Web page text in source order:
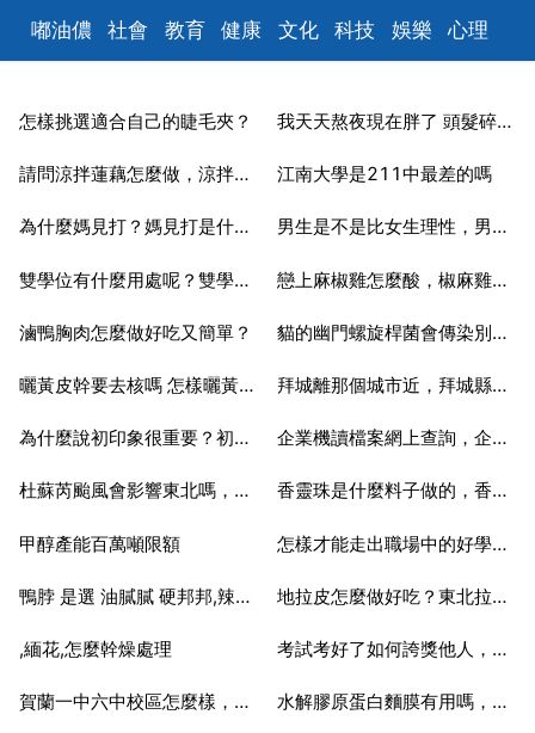
嘟油儂 社會 教育 健康 文化 科技 娛樂 心理
怎樣挑選適合自己的睫毛夾？
2025-06-17
我天天熬夜現在胖了 頭髮碎了 變黑了怎麼辦？
2025-06-17
請問涼拌蓮藕怎麼做，涼拌蓮藕怎麼做好吃又簡單
2025-06-17
江南大學是211中最差的嗎
2025-06-17
為什麼媽見打？媽見打是什麼意思
2025-06-17
男生是不是比女生理性，男生比女生理性有科學依據嗎 問醫生
2025-06-17
雙學位有什麼用處呢？雙學位有什麼好處
2025-06-17
戀上麻椒雞怎麼酸，椒麻雞酸了怎麼辦啊
2025-06-17
滷鴨胸肉怎麼做好吃又簡單？
2025-06-17
貓的幽門螺旋桿菌會傳染別的貓嗎
2025-06-17
曬黃皮幹要去核嗎 怎樣曬黃皮幹好吃
2025-06-17
拜城離那個城市近，拜城縣有幾個路
2025-06-17
為什麼說初印象很重要？初次印象重不重要？
2025-06-17
企業機讀檔案網上查詢，企業機讀檔案登記資料，是什麼意思
2025-06-17
杜蘇芮颱風會影響東北嗎，颱風杜蘇芮影響哪個省份
2025-06-17
香靈珠是什麼料子做的，香靈珠是什麼
2025-06-17
甲醇產能百萬噸限額
2025-06-17
怎樣才能走出職場中的好學生困境？
2025-06-17
鴨脖 是選 油膩膩 硬邦邦,辣呼呼的對嗎？
2025-06-17
地拉皮怎麼做好吃？東北拉皮怎麼做好吃
2025-06-17
,緬花,怎麼幹燥處理
2025-06-17
考試考好了如何誇獎他人，成績考好了 怎麼誇讚
2025-06-17
賀蘭一中六中校區怎麼樣，賀蘭一中公升學率怎麼樣 水解膠原蛋白麵膜有用嗎，膠原蛋白麵膜的騙局